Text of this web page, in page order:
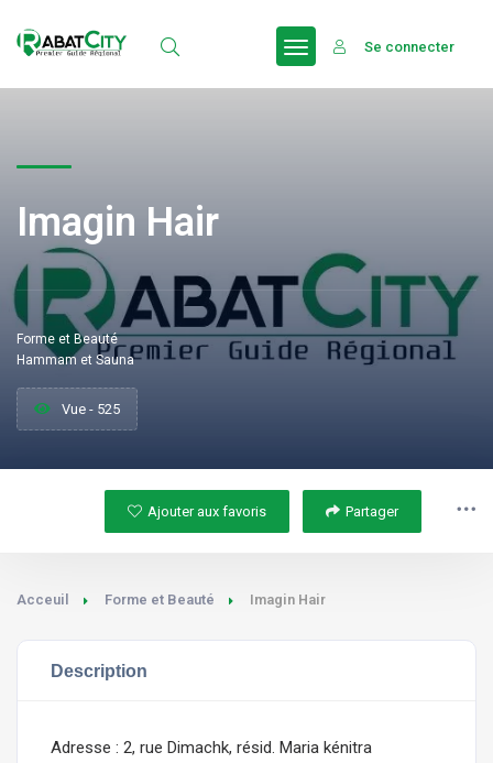
Se connecter
Imagin Hair
Forme et Beauté
Hammam et Sauna
Vue - 525
Ajouter aux favoris Partager
Acceuil Forme et Beauté Imagin Hair
Description
Adresse : 2, rue Dimachk, résid. Maria kénitra